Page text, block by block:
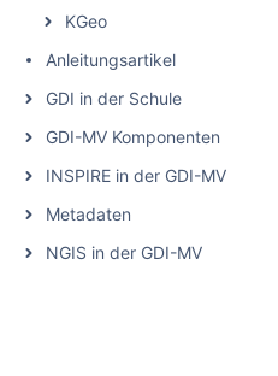
KGeo
Anleitungsartikel
GDI in der Schule
GDI-MV Komponenten
INSPIRE in der GDI-MV
Metadaten
NGIS in der GDI-MV